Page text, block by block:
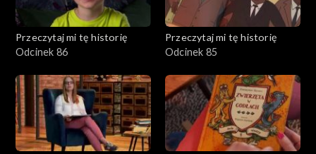
Przeczytaj mi tę historię
Odcinek 86
Przeczytaj mi tę historię
Odcinek 85